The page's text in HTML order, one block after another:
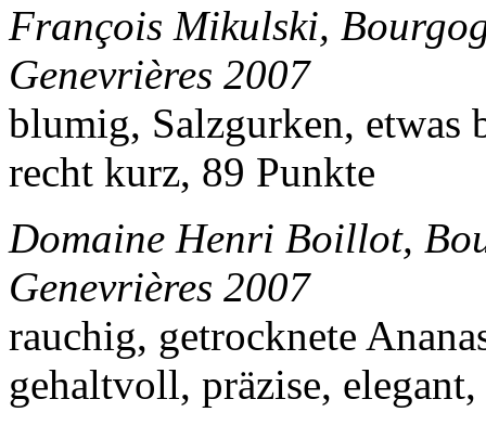
François Mikulski,
Genevrières 2007
blumig, Salzgurken,
recht kurz, 89 Punkte
Domaine Henri Boillot,
Genevrières 2007
rauchig, getrocknete
gehaltvoll, präzise,